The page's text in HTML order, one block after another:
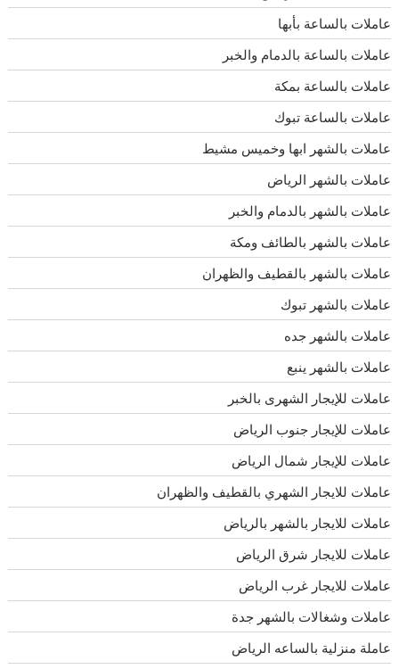
عاملات بالساعة بأبها
عاملات بالساعة بالدمام والخبر
عاملات بالساعة بمكة
عاملات بالساعة تبوك
عاملات بالشهر ابها وخميس مشيط
عاملات بالشهر الرياض
عاملات بالشهر بالدمام والخبر
عاملات بالشهر بالطائف ومكة
عاملات بالشهر بالقطيف والظهران
عاملات بالشهر تبوك
عاملات بالشهر جده
عاملات بالشهر ينبع
عاملات للإيجار الشهرى بالخبر
عاملات للإيجار جنوب الرياض
عاملات للإيجار شمال الرياض
عاملات للايجار الشهري بالقطيف والظهران
عاملات للايجار بالشهر بالرياض
عاملات للايجار شرق الرياض
عاملات للايجار غرب الرياض
عاملات وشغالات بالشهر جدة
عاملة منزلية بالساعه الرياض